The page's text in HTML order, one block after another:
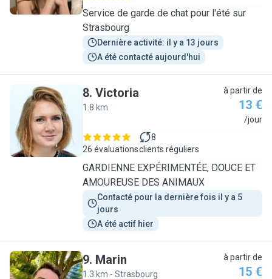
Service de garde de chat pour l'été sur
Strasbourg
Dernière activité: il y a 13 jours
A été contacté aujourd'hui
V
8. Victoria
1.8 km
à partir de
13 €
/jour
26 évaluations
8
clients réguliers
GARDIENNE EXPÉRIMENTÉE, DOUCE ET
AMOUREUSE DES ANIMAUX
Contacté pour la dernière fois il y a 5
jours
A été actif hier
9. Marin
1.3 km - Strasbourg
à partir de
15 €